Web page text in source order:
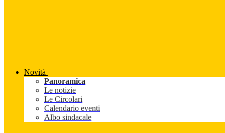
Novità
Panoramica
Le notizie
Le Circolari
Calendario eventi
Albo sindacale